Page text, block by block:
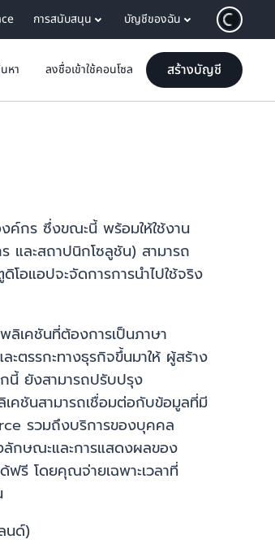
การสนับสนุน บัญชีของฉัน
หา ลงชื่อเข้าใช้คอนโซล สร้างบัญชี
ค์กร ซึ่งขณะนี้ พร้อมให้ใช้งาน
และสถาปนิกโซลูชัน) สามารถ
อแอปจะจัดการการนำไปใช้จริง
ลิเคชันที่ต้องการเป็นภาษา
ตรรกะทางธุรกิจขึ้นมาให้ ผู้สร้าง
นี้ ยังสามารถปรับปรุง
คชันสามารถเชื่อมต่อกับข้อมูลที่มี
รวมถึงบริการของบุคคล
ลักษณะและการแสดงผลของ
รี โดยคุณจ่ายเฉพาะเวลาที่
นด์)